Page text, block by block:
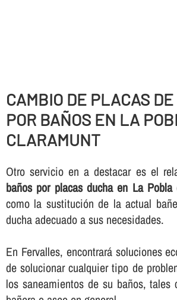
CAMBIO DE PLACAS
POR BAÑOS EN LA
CLARAMUNT
Otro servicio en a destacar es el
baños por placas ducha en La Pobla
como la sustitución de la actual
ducha adecuado a sus necesidades.
En Fervalles, encontrará soluciones
de solucionar cualquier tipo de
los saneamientos de su baños, tales